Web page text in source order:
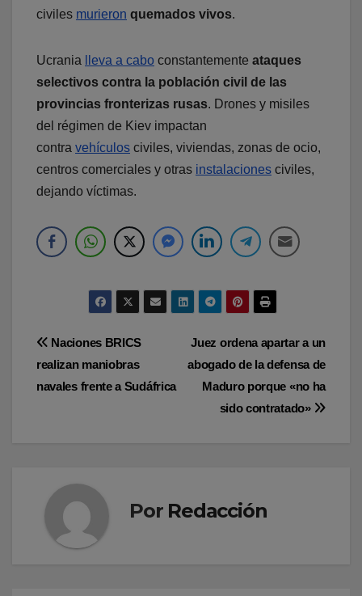
civiles murieron quemados vivos.
Ucrania lleva a cabo constantemente ataques
selectivos contra la población civil de las
provincias fronterizas rusas. Drones y misiles
del régimen de Kiev impactan
contra vehículos civiles, viviendas, zonas de ocio,
centros comerciales y otras instalaciones civiles,
dejando víctimas.
Navegación
de
Juez ordena apartar a un
abogado de la defensa de
Maduro porque «no ha
sido contratado»
Naciones BRICS
realizan maniobras
navales frente a Sudáfrica
Por Redacción